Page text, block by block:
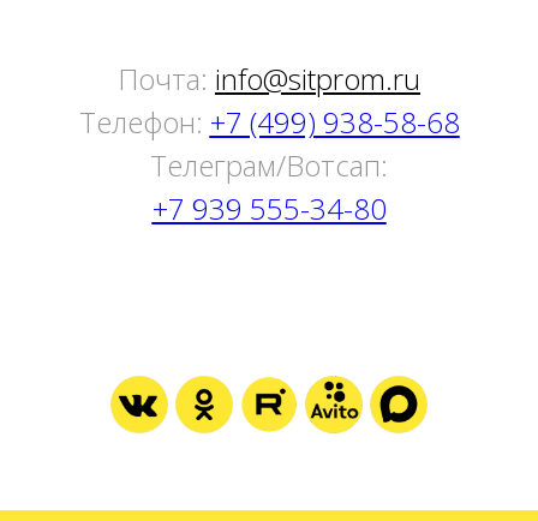
Почта: info@sitprom.ru
Телефон: +7 (499) 938-58-68
Tелеграм/Вотсап:
+7 939 555-34-80